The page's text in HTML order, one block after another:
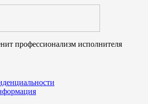
профессионализм исполнителя